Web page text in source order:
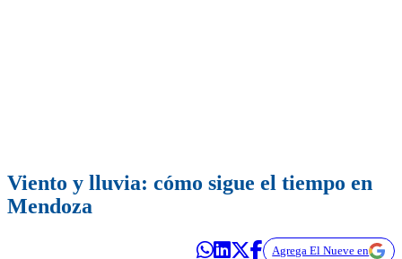
Viento y lluvia: cómo sigue el tiempo en
Mendoza
Agrega El Nueve en